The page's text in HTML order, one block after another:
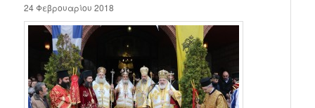
24 Φεβρουαρίου 2018